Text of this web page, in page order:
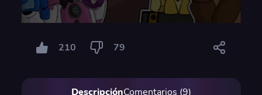
210 79
DescripciónComentarios (9)